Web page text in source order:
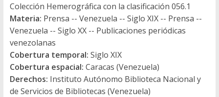
Colección Hemerográfica con la clasificación 056.1
Materia: Prensa -- Venezuela -- Siglo XIX -- Prensa --
Venezuela -- Siglo XX -- Publicaciones periódicas
venezolanas
Cobertura temporal: Siglo XIX
Cobertura espacial: Caracas (Venezuela)
Derechos: Instituto Autónomo Biblioteca Nacional y
de Servicios de Bibliotecas (Venezuela)